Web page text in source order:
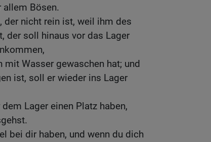
allem Bösen.
der nicht rein ist, weil ihm des
der soll hinaus vor das Lager
Wasser gewaschen hat; und
ist, soll er wieder ins Lager
Lager einen Platz haben,
bei dir haben, und wenn du dich